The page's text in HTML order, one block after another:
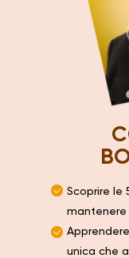
Scoprire le
mantenere
unica che